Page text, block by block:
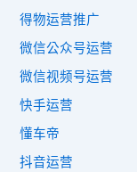
得物运营推广
微信公众号运营
微信视频号运营
快手运营
懂车帝
抖音运营